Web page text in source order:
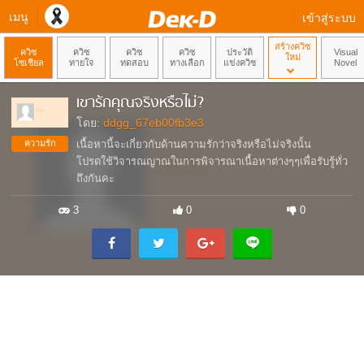
เมนู เข้าสู่ระบบ
ควิซ
โซเชียล
ควิซ
ทายใจ
ควิซ
ทดสอบ
ควิซ
ทางเลือก
ประวัติ
แข่งควิซ
สร้างควิซ
ใหม่
Visual
Novel
ความรัก
เขารักคุณจริงหรือไม่?
โดย: ddgg_67eb00fb3e3
เนื้อหานี้จะเกี่ยวกับด้านความรักว่าจริงหรือไม่จริงนั้น
โปรดใช้วิจารณญาณในการพิจารณาเนื้อหาต่างๆๆเพื่อรับรู้ทั่ว
ถึงกันคะ
3 0 0